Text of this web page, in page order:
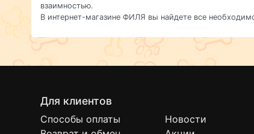
взаимностью.
В интернет-магазине ФИЛЯ вы найдете все
Для клиентов
Способы оплаты
Новости